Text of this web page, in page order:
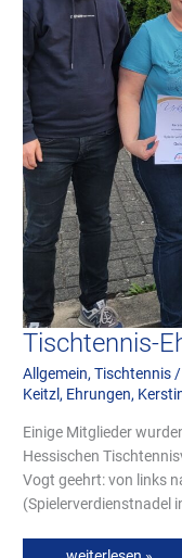
Tischtennis-
Allgemein,Tischtennis
Keitzl, Ehrungen,
Einige Mitglieder
Hessischen
Vogt geehrt: von links
(Spielerverdienstnadel